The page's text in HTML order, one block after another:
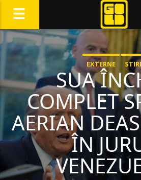
EXTERNE STIRI
SUA
COMPLET
AERIAN
ÎN